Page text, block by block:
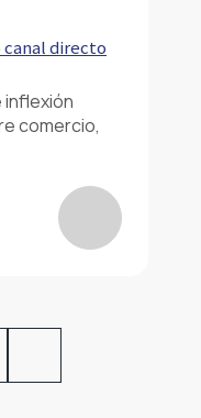
directo
inflexión
comercio,